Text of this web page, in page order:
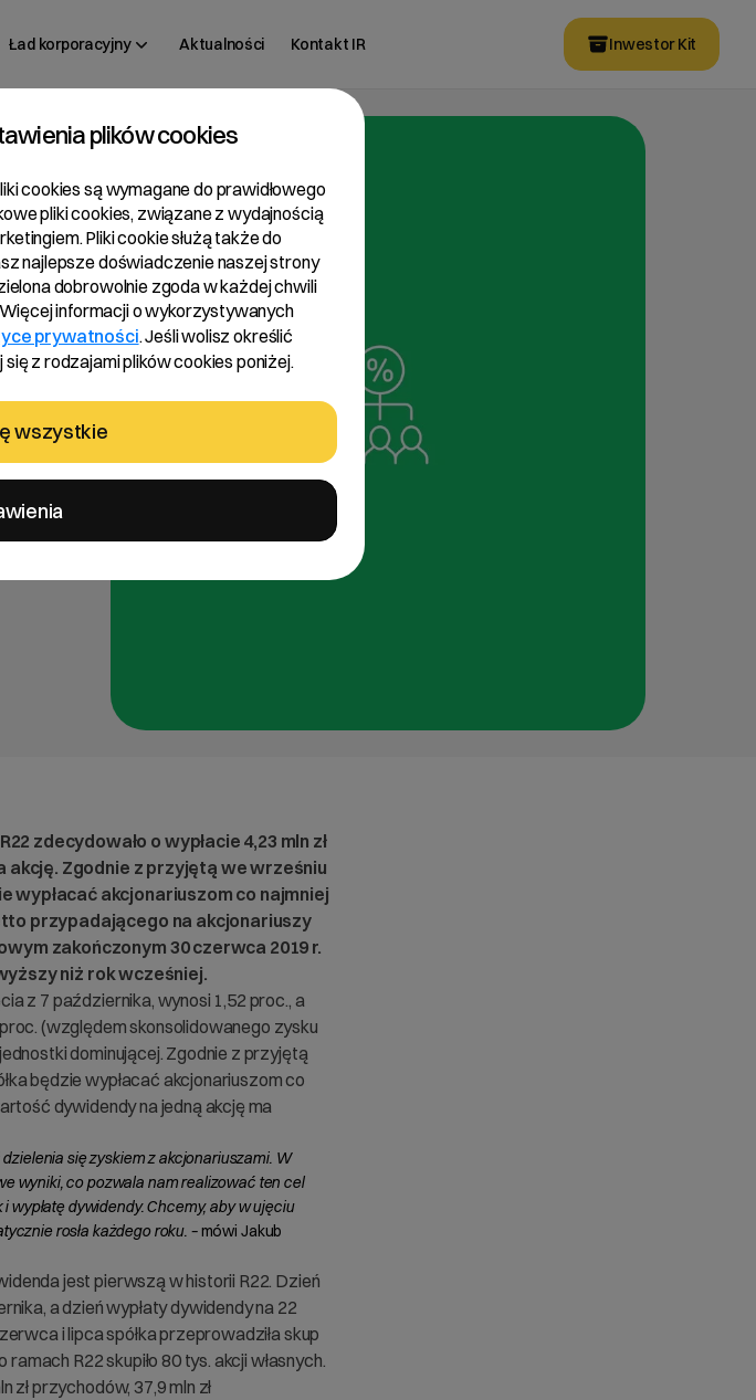
Ład korporacyjny Aktualności Kontakt IR Inwestor Kit
zdecydowało o wypłacie 4,23 mln zł
akcję. Zgodnie z przyjętą we wrześniu
wypłacać akcjonariuszom co najmniej
przypadającego na akcjonariuszy
zakończonym 30 czerwca 2019 r.
wyższy niż rok wcześniej.
z 7 października, wynosi 1,52 proc., a
(względem skonsolidowanego zysku
dominującej. Zgodnie z przyjętą
będzie wypłacać akcjonariuszom co
dywidendy na jedną akcję ma
się zyskiem z akcjonariuszami. W
wyniki, co pozwala nam realizować ten cel
wypłatę dywidendy. Chcemy, aby w ujęciu
rosła każdego roku. –mówi Jakub
jest pierwszą w historii R22. Dzień
a dzień wypłaty dywidendy na 22
i lipca spółka przeprowadziła skup
R22 skupiło 80 tys. akcji własnych.
zł przychodów, 37,9 mln zł
plików cookies
cookies są wymagane do prawidłowego
pliki cookies, związane z wydajnością
Pliki cookie służą także do
najlepsze doświadczenie naszej strony
dobrowolnie zgoda w każdej chwili
informacji o wykorzystywanych
prywatności. Jeśli wolisz określić
z rodzajami plików cookies poniżej.
wszystkie